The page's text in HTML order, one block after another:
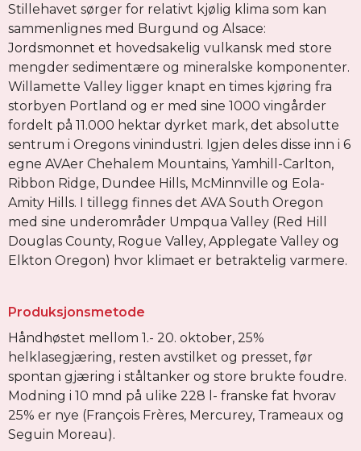
Stillehavet sørger for relativt kjølig klima som kan
sammenlignes med Burgund og Alsace:
Jordsmonnet et hovedsakelig vulkansk med store
mengder sedimentære og mineralske komponenter.
Willamette Valley ligger knapt en times kjøring fra
storbyen Portland og er med sine 1000 vingårder
fordelt på 11.000 hektar dyrket mark, det absolutte
sentrum i Oregons vinindustri. Igjen deles disse inn i 6
egne AVAer Chehalem Mountains, Yamhill-Carlton,
Ribbon Ridge, Dundee Hills, McMinnville og Eola-
Amity Hills. I tillegg finnes det AVA South Oregon
med sine underområder Umpqua Valley (Red Hill
Douglas County, Rogue Valley, Applegate Valley og
Elkton Oregon) hvor klimaet er betraktelig varmere.
Produksjonsmetode
Håndhøstet mellom 1.- 20. oktober, 25%
helklasegjæring, resten avstilket og presset, før
spontan gjæring i ståltanker og store brukte foudre.
Modning i 10 mnd på ulike 228 l- franske fat hvorav
25% er nye (François Frères, Mercurey, Trameaux og
Seguin Moreau).